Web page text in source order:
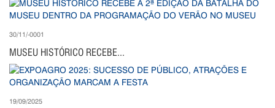
30/11/-0001
MUSEU HISTÓRICO RECEBE...
19/09/2025